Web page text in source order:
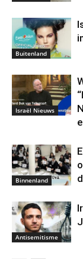
Buitenland
Israël Nieuws
Binnenland
Antisemitisme